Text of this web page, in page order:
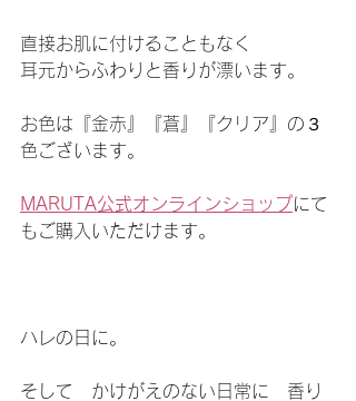
直接お肌に付けることもなく
耳元からふわりと香りが漂います。
お色は『金赤』『蒼』『クリア』の３
色ございます。
MARUTA公式オンラインショップにて
もご購入いただけます。
ハレの日に。
そして　かけがえのない日常に　香り